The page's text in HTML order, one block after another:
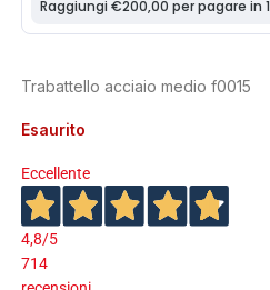
Trabattello acciaio medio f0015
Esaurito
Eccellente
4,8/5
714